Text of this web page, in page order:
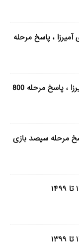
200 تا 400 بازی آمیرزا ، پاسخ مرحله
جواب مرحله 800 تا 1000 امیرزا ، پاسخ مرحله 800
، پاسخ مرحله سیصد بازی